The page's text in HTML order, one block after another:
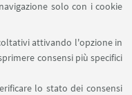
solo con i cookie
attivando l'opzione in
consensi più specifici
lo stato dei consensi